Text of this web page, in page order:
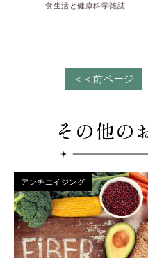
食生活と健康科学雑誌
＜＜前ページ
その他の
アンチエイジング